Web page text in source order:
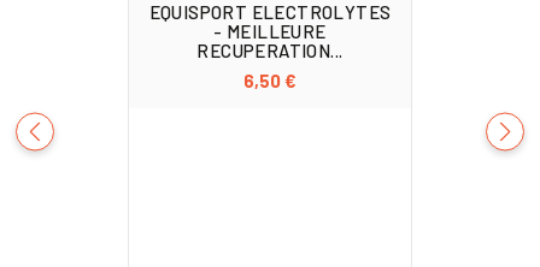
EQUISPORT ELECTROLYTES
- MEILLEURE
RECUPERATION...
6,50 €